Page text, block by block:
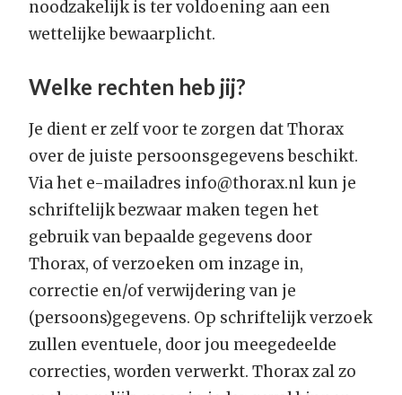
noodzakelijk is ter voldoening aan een
wettelijke bewaarplicht.
Welke rechten heb jij?
Je dient er zelf voor te zorgen dat Thorax
over de juiste persoonsgegevens beschikt.
Via het e-mailadres info@thorax.nl kun je
schriftelijk bezwaar maken tegen het
gebruik van bepaalde gegevens door
Thorax, of verzoeken om inzage in,
correctie en/of verwijdering van je
(persoons)gegevens. Op schriftelijk verzoek
zullen eventuele, door jou meegedeelde
correcties, worden verwerkt. Thorax zal zo